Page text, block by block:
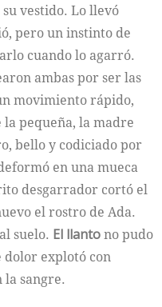
vestido. Lo llevó
pero un instinto de
cuando lo agarró.
ambas por ser las
movimiento rápido,
pequeña, la madre
bello y codiciado por
en una mueca
desgarrador cortó el
el rostro de Ada.
suelo. El llantono pudo
dolor explotó con
la sangre.